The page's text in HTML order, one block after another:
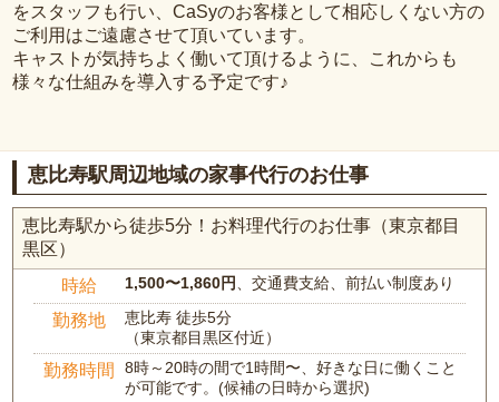
をスタッフも行い、CaSyのお客様として相応しくない方の
ご利用はご遠慮させて頂いています。
キャストが気持ちよく働いて頂けるように、これからも
様々な仕組みを導入する予定です♪
恵比寿駅周辺地域の家事代行のお仕事
恵比寿駅から徒歩5分！お料理代行のお仕事（東京都目
黒区）
時給 1,500〜1,860円、交通費支給、前払い制度あり
勤務地
恵比寿 徒歩5分
（東京都目黒区付近）
勤務時間
8時～20時の間で1時間〜、好きな日に働くこと
が可能です。(候補の日時から選択)